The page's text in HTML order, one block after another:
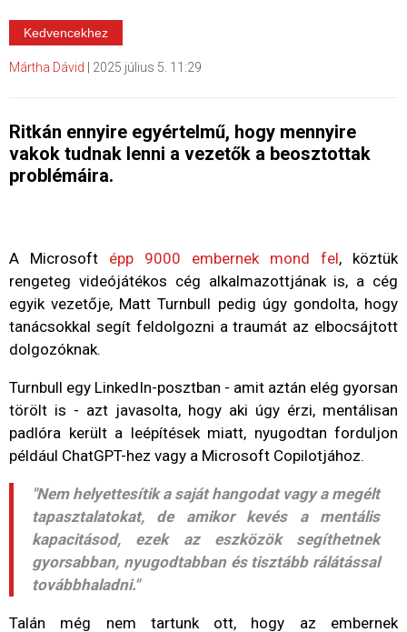
Kedvencekhez
Mártha Dávid 2025 július 5. 11:29
Ritkán ennyire egyértelmű, hogy mennyire
vakok tudnak lenni a vezetők a beosztottak
problémáira.
A Microsoft épp 9000 embernek mond fel, köztük
rengeteg videójátékos cég alkalmazottjának is, a cég
egyik vezetője, Matt Turnbull pedig úgy gondolta, hogy
tanácsokkal segít feldolgozni a traumát az elbocsájtott
dolgozóknak.
Turnbull egy LinkedIn-posztban - amit aztán elég gyorsan
törölt is - azt javasolta, hogy aki úgy érzi, mentálisan
padlóra került a leépítések miatt, nyugodtan forduljon
például ChatGPT-hez vagy a Microsoft Copilotjához.
"Nem helyettesítik a saját hangodat vagy a megélt
tapasztalatokat, de amikor kevés a mentális
kapacitásod, ezek az eszközök segíthetnek
gyorsabban, nyugodtabban és tisztább rálátással
továbbhaladni."
Talán még nem tartunk ott, hogy az embernek